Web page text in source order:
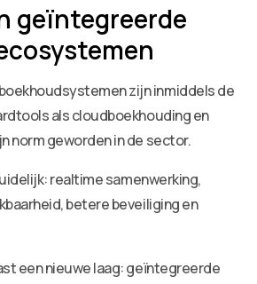
geïntegreerde
zijn inmiddels de
als cloudboekhouding en
norm geworden in de sector.
realtime samenwerking,
betere beveiliging en
een nieuwe laag: geïntegreerde